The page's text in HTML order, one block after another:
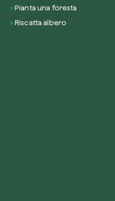
Pianta una foresta
Riscatta albero